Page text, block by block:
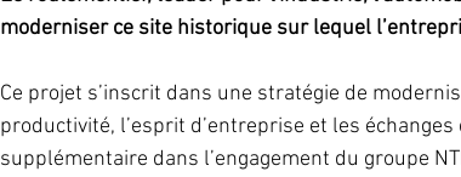
moderniser ce site historique sur lequel
Ce projet s’inscrit dans une stratégie de
productivité, l’esprit d’entreprise et les
supplémentaire dans l’engagement du groupe